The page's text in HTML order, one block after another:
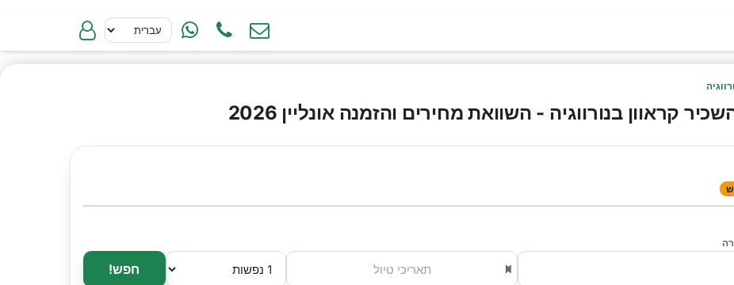
קראוון בנורווגיה - השוואת מחירים והזמנה אונליין 2026
חפש!